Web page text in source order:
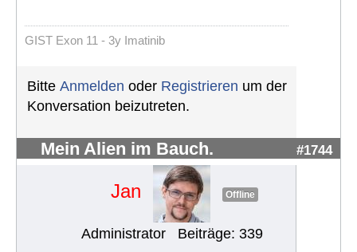
GIST Exon 11 - 3y Imatinib
Bitte Anmelden oder Registrieren um der
Konversation beizutreten.
Mein Alien im Bauch. #1744
Jan Offline
Administrator Beiträge: 339